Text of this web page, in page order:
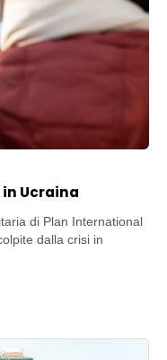
Ucraina
di Plan International
dalla crisi in